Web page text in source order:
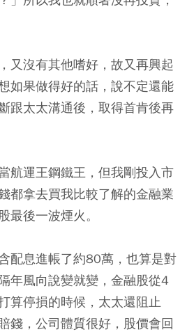
又沒有其他嗜好，故又再興起
如果做得好的話，說不定還能
跟太太溝通後，取得首肯後再
航運王鋼鐵王，但我剛投入市
都拿去買我比較了解的金融業
最後一波煙火。
配息進帳了約80萬，也算是對
年風向說變就變，金融股從4
算停損的時候，太太還阻止
錢，公司體質很好，股價會回